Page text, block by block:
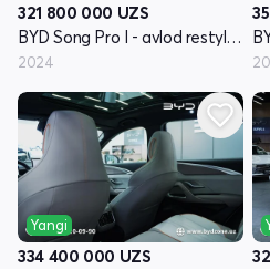
321 800 000 UZS
BYD Song Pro I - avlod restyling
2024
Yangi
334 400 000 UZS